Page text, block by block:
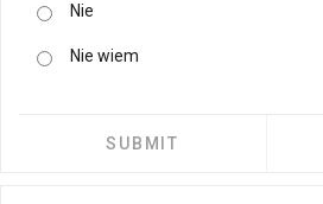
Nie
Nie wiem